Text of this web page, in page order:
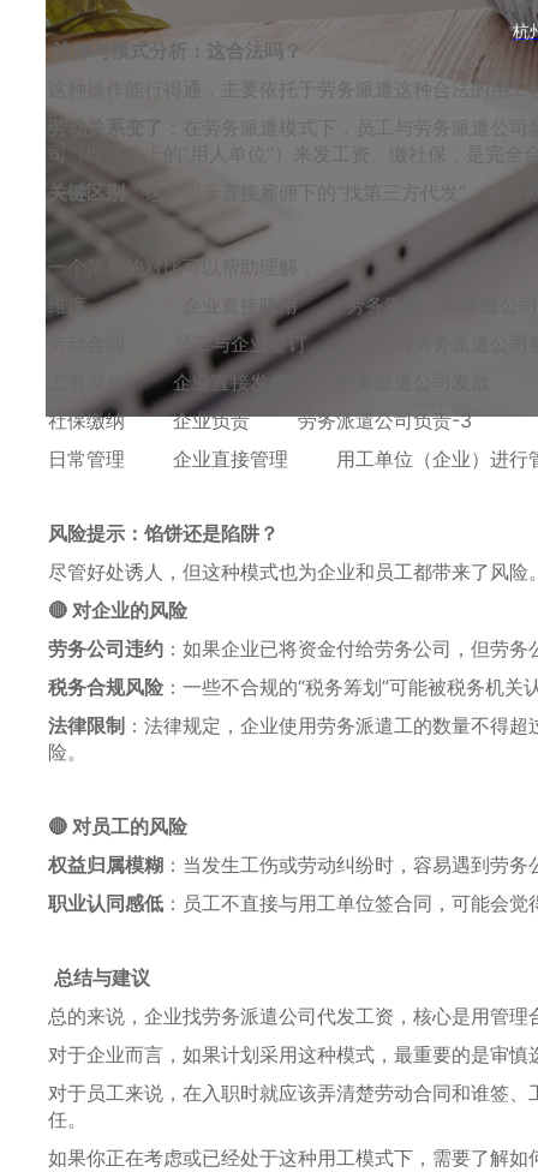
法律与模式分析：这合法吗？
这种操作能行得通，主要依托于劳务派遣这种合法的用
劳动关系变了
：在劳务派遣模式下，员工与劳务派遣公
司（即法律上的“用人单位”）来发工资、缴社保，是完全
关键区别：这不同于直接雇佣下的“找第三方代发”。在
一个简单的对比可以帮助理解：
维度 企业直接聘用 劳务派遣（由派遣公司
劳动合同 员工与企业签订 员工与劳务派遣公司
工资发放 企业直接发放 劳务派遣公司发放
社保缴纳 企业负责 劳务派遣公司负责-3
日常管理 企业直接管理 用工单位（企业）进行
风险提示：馅饼还是陷阱？
尽管好处诱人，但这种模式也为企业和员工都带来了风险
🔴 对企业的风险
劳务公司违约 ：如果企业已将资金付给劳务公司，但劳
税务合规风险 ：一些不合规的“税务筹划”可能被税务机
法律限制 ：法律规定，企业使用劳务派遣工的数量不得
险。
🔴 对员工的风险
权益归属模糊 ：当发生工伤或劳动纠纷时，容易遇到劳
职业认同感低 ：员工不直接与用工单位签合同，可能会
总结与建议
总的来说，企业找劳务派遣公司代发工资，核心是用管
对于企业而言，如果计划采用这种模式，最重要的是审
对于员工来说，在入职时就应该弄清楚劳动合同和谁签
任。
如果你正在考虑或已经处于这种用工模式下，需要了解
杭